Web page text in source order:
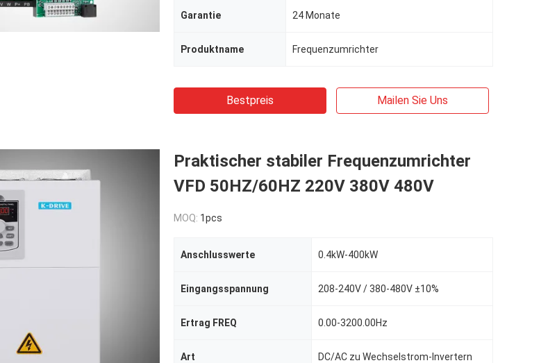
Garantie 24 Monate
Produktname Frequenzumrichter
Bestpreis Mailen Sie Uns
Praktischer stabiler Frequenzumrichter
VFD 50HZ/60HZ 220V 380V 480V
MOQ: 1pcs
Anschlusswerte 0.4kW-400kW
Eingangsspannung 208-240V / 380-480V ±10%
Ertrag FREQ 0.00-3200.00Hz
Art DC/AC zu Wechselstrom-Invertern